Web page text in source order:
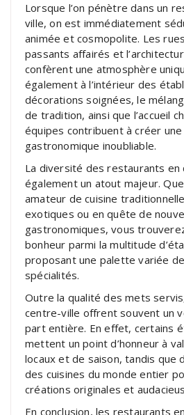
Lorsque l’on pénètre dans un
ville, on est immédiatement
animée et cosmopolite. Les
passants affairés et
confèrent une atmosphère
également à l’intérieur des
décorations soignées, le
de tradition, ainsi que l’accueil
équipes contribuent à créer
gastronomique inoubliable.
La diversité des restaurants
également un atout majeur.
amateur de cuisine
exotiques ou en quête de
gastronomiques, vous
bonheur parmi la multitude
proposant une palette variée
spécialités.
Outre la qualité des mets
centre-ville offrent souvent un
part entière. En effet, certains
mettent un point d’honneur à
locaux et de saison, tandis que
des cuisines du monde entier
créations originales et
En conclusion, les restaurants